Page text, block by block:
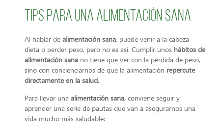
Tips para una alimentación sana
Al hablar de alimentación sana, puede venir a la cabeza
dieta o perder peso, pero no es así. Cumplir unos hábitos de
alimentación sana no tiene que ver con la pérdida de peso,
sino con concienciarnos de que la alimentación repercute
directamente en la salud.
Para llevar una alimentación sana, conviene seguir y
aprender una serie de pautas que van a asegurarnos una
vida mucho más saludable: